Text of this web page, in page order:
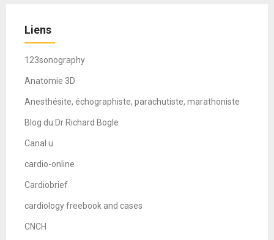
Liens
123sonography
Anatomie 3D
Anesthésite, échographiste, parachutiste, marathoniste
Blog du Dr Richard Bogle
Canal u
cardio-online
Cardiobrief
cardiology freebook and cases
CNCH